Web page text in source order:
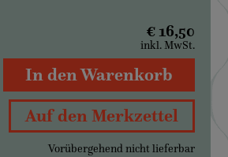
€ 16,50
inkl. MwSt.
In den Warenkorb
Auf den Merkzettel
Vorübergehend nicht lieferbar